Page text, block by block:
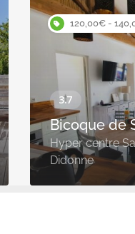
120,00€ -
Bicoque de
Hyper centre
Didonne